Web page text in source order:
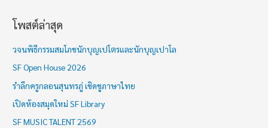
โพสต์ล่าสุด
วจนพิธีกรรมสมโภชนักบุญเปโตรและนักบุญเปาโล
SF Open House 2026
รำลึกครูกลอนสุนทรภู่ เชิดชูภาษาไทย
เปิดห้องสมุดใหม่ SF Library
SF MUSIC TALENT 2569
ช่
ง
เ
ว
ล
า